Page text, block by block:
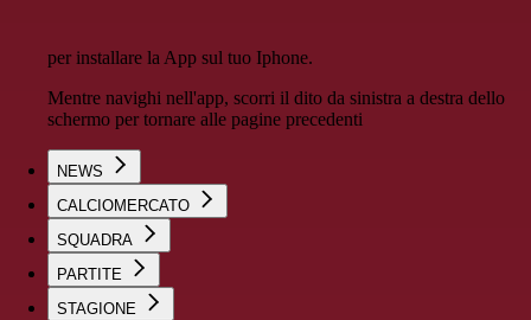
per installare la App sul tuo Iphone.
Mentre navighi nell'app, scorri il dito da sinistra a destra dello
schermo per tornare alle pagine precedenti
NEWS
CALCIOMERCATO
SQUADRA
PARTITE
STAGIONE